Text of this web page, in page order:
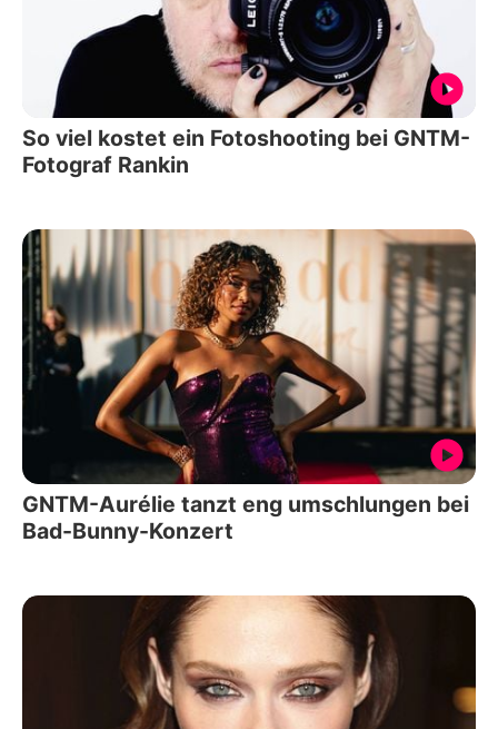
So viel kostet ein Fotoshooting bei GNTM-
Fotograf Rankin
GNTM-Aurélie tanzt eng umschlungen bei
Bad-Bunny-Konzert